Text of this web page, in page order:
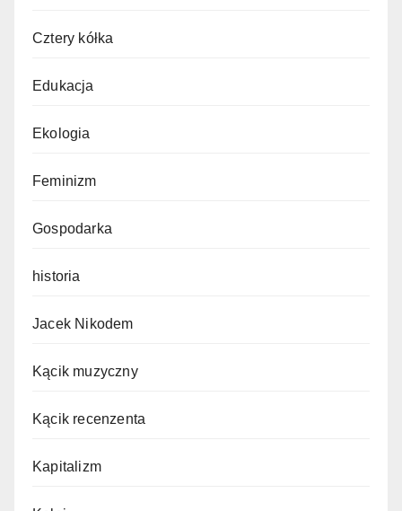
Cztery kółka
Edukacja
Ekologia
Feminizm
Gospodarka
historia
Jacek Nikodem
Kącik muzyczny
Kącik recenzenta
Kapitalizm